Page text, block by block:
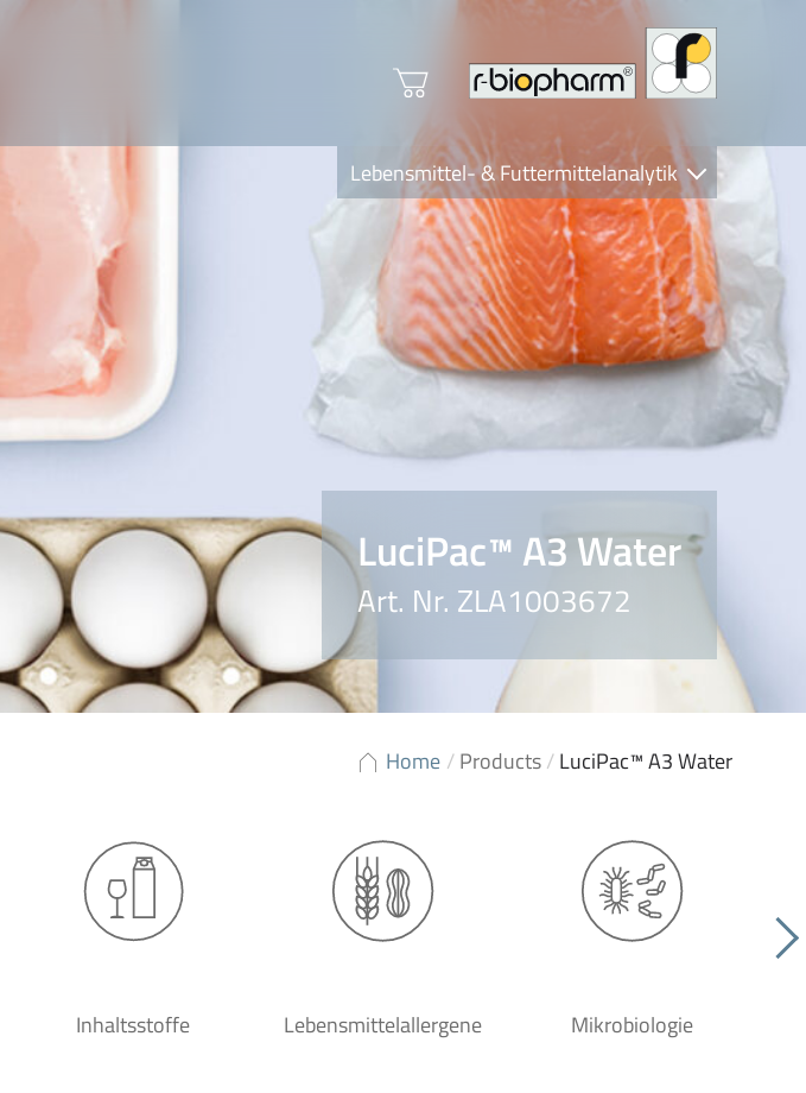
Lebensmittel- & Futtermittelanalytik
Clinical Diagnostics
R-Biopharm AG
Nutrition Care
LuciPac™ A3 Water
Art. Nr. ZLA1003672
Home /Products/LuciPac™ A3 Water
Inhaltsstoffe Lebensmittelallergene Mikrobiologie